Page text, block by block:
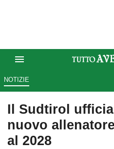
NOTIZIE
Il Sudtirol
nuovo
al 2028